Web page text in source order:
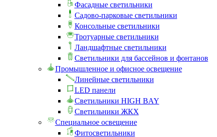
Фасадные светильники
Садово-парковые светильники
Консольные светильники
Тротуарные светильники
Ландшафтные светильники
Светильники для бассейнов и фонтанов
Промышленное и офисное освещение
Линейные светильники
LED панели
Светильники HIGH BAY
Светильники ЖКХ
Специальное освещение
Фитосветильники